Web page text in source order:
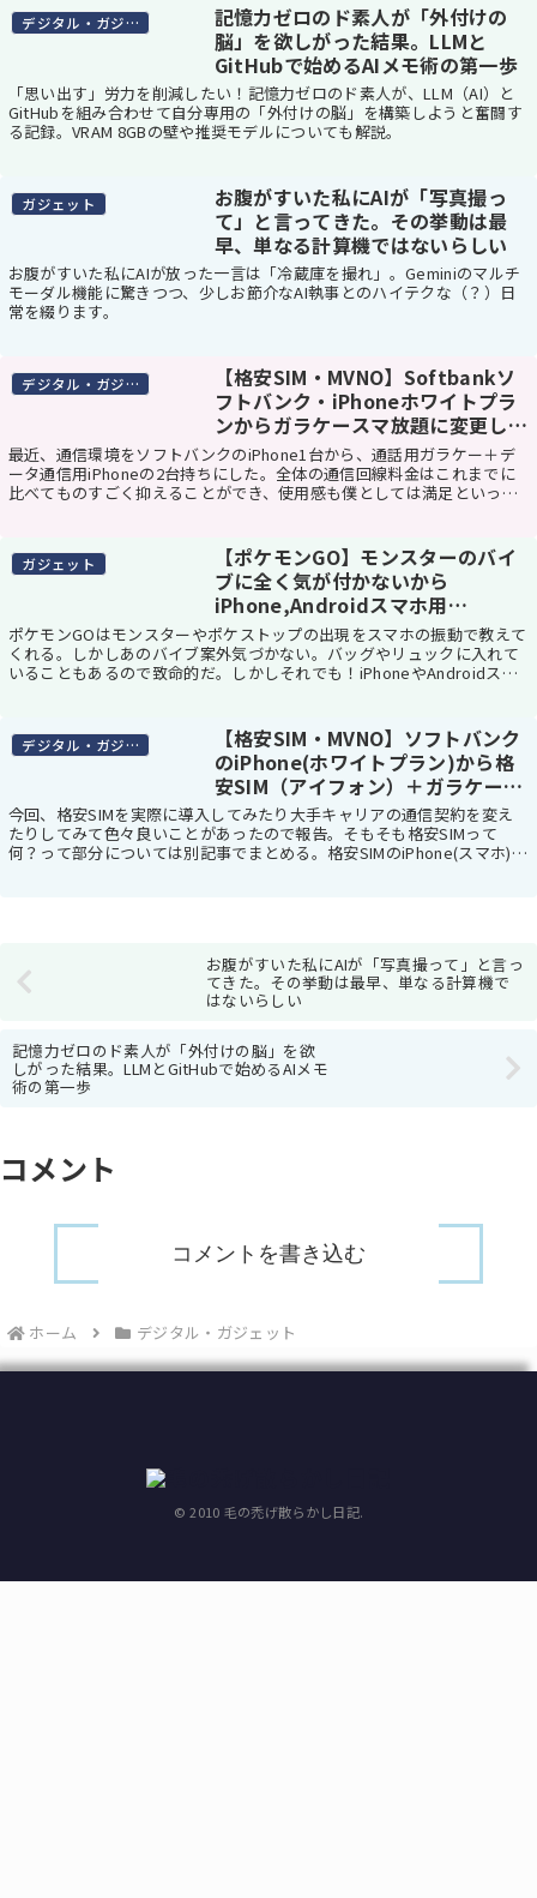
デジタル・ガジェット
記憶力ゼロのド素人が「外付けの
脳」を欲しがった結果。LLMと
GitHubで始めるAIメモ術の第一歩
「思い出す」労力を削減したい！記憶力ゼロのド素人が、LLM（AI）と
GitHubを組み合わせて自分専用の「外付けの脳」を構築しようと奮闘す
る記録。VRAM 8GBの壁や推奨モデルについても解説。
ガジェット
お腹がすいた私にAIが「写真撮っ
て」と言ってきた。その挙動は最
早、単なる計算機ではないらしい
お腹がすいた私にAIが放った一言は「冷蔵庫を撮れ」。Geminiのマルチ
モーダル機能に驚きつつ、少しお節介なAI執事とのハイテクな（？）日
常を綴ります。
デジタル・ガジェット
【格安SIM・MVNO】Softbankソ
フトバンク・iPhoneホワイトプラ
ンからガラケースマ放題に変更した
ときの月額
最近、通信環境をソフトバンクのiPhone1台から、通話用ガラケー＋デ
ータ通信用iPhoneの2台持ちにした。全体の通信回線料金はこれまでに
比べてものすごく抑えることができ、使用感も僕としては満足といった
ガジェット
【ポケモンGO】モンスターのバイ
ブに全く気が付かないから
iPhone,Androidスマホ用
bluetoothイヤホンマイクを値段別
に探してみた
ポケモンGOはモンスターやポケストップの出現をスマホの振動で教えて
くれる。しかしあのバイブ案外気づかない。バッグやリュックに入れて
いることもあるので致命的だ。しかしそれでも！iPhoneやAndroidスマ
デジタル・ガジェット
【格安SIM・MVNO】ソフトバンク
のiPhone(ホワイトプラン)から格
安SIM（アイフォン）＋ガラケー通
話し放題2台持ちにしてみた結果
今回、格安SIMを実際に導入してみたり大手キャリアの通信契約を変え
たりしてみて色々良いことがあったので報告。そもそも格安SIMって
何？って部分については別記事でまとめる。格安SIMのiPhone(スマホ)を
お腹がすいた私にAIが「写真撮って」と言っ
てきた。その挙動は最早、単なる計算機で
はないらしい
記憶力ゼロのド素人が「外付けの脳」を欲
しがった結果。LLMとGitHubで始めるAIメモ
術の第一歩
コメント
コメントを書き込む
ホーム デジタル・ガジェット
© 2010 毛の禿げ散らかし日記.